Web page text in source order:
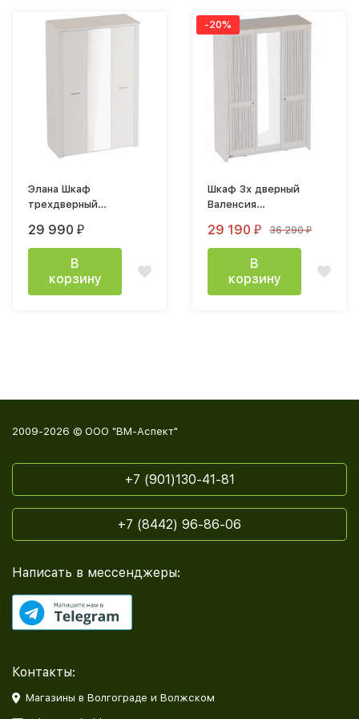
Элана Шкаф
трехдверный
персидский жемчуг
29 990 ₽
В
корзину
-20%
Шкаф 3х дверный
Валенсия
Персидский жемчуг /
Дуб натуральный
светлый
29 190 ₽ 36 290₽
В
корзину
2009-2026 © ООО "ВМ-Аспект"
+7 (901)130-41-81
+7 (8442) 96-86-06
Написать в мессенджеры:
Контакты:
Магазины в Волгограде и Волжском